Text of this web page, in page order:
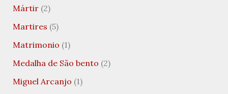
Mártir(2)
Martires (5)
Matrimonio (1)
Medalha de São bento (2)
Miguel Arcanjo (1)